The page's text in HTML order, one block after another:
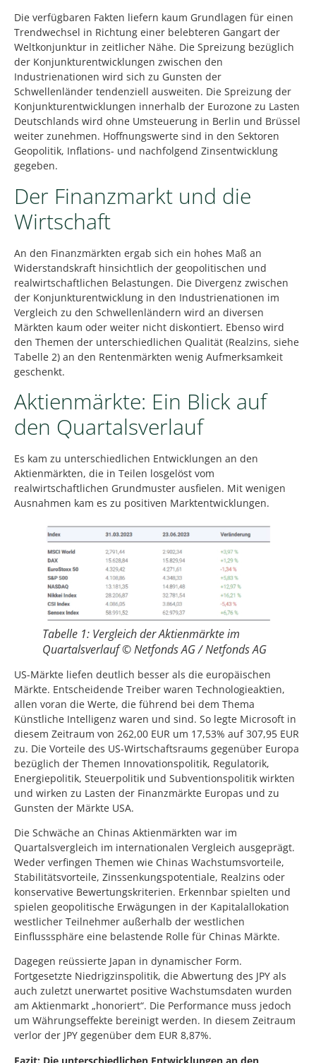
Die verfügbaren Fakten liefern kaum Grundlagen für einen
Trendwechsel in Richtung einer belebteren Gangart der
Weltkonjunktur in zeitlicher Nähe. Die Spreizung bezüglich
der Konjunkturentwicklungen zwischen den
Industrienationen wird sich zu Gunsten der
Schwellenländer tendenziell ausweiten. Die Spreizung der
Konjunkturentwicklungen innerhalb der Eurozone zu Lasten
Deutschlands wird ohne Umsteuerung in Berlin und Brüssel
weiter zunehmen. Hoffnungswerte sind in den Sektoren
Geopolitik, Inflations- und nachfolgend Zinsentwicklung
gegeben.
Der Finanzmarkt und die
Wirtschaft
An den Finanzmärkten ergab sich ein hohes Maß an
Widerstandskraft hinsichtlich der geopolitischen und
realwirtschaftlichen Belastungen. Die Divergenz zwischen
der Konjunkturentwicklung in den Industrienationen im
Vergleich zu den Schwellenländern wird an diversen
Märkten kaum oder weiter nicht diskontiert. Ebenso wird
den Themen der unterschiedlichen Qualität (Realzins, siehe
Tabelle 2) an den Rentenmärkten wenig Aufmerksamkeit
geschenkt.
Aktienmärkte: Ein Blick auf
den Quartalsverlauf
Es kam zu unterschiedlichen Entwicklungen an den
Aktienmärkten, die in Teilen losgelöst vom
realwirtschaftlichen Grundmuster ausfielen. Mit wenigen
Ausnahmen kam es zu positiven Marktentwicklungen.
Tabelle 1: Vergleich der Aktienmärkte im
Quartalsverlauf © Netfonds AG / Netfonds AG
US-Märkte liefen deutlich besser als die europäischen
Märkte. Entscheidende Treiber waren Technologieaktien,
allen voran die Werte, die führend bei dem Thema
Künstliche Intelligenz waren und sind. So legte Microsoft in
diesem Zeitraum von 262,00 EUR um 17,53% auf 307,95 EUR
zu. Die Vorteile des US-Wirtschaftsraums gegenüber Europa
bezüglich der Themen Innovationspolitik, Regulatorik,
Energiepolitik, Steuerpolitik und Subventionspolitik wirkten
und wirken zu Lasten der Finanzmärkte Europas und zu
Gunsten der Märkte USA.
Die Schwäche an Chinas Aktienmärkten war im
Quartalsvergleich im internationalen Vergleich ausgeprägt.
Weder verfingen Themen wie Chinas Wachstumsvorteile,
Stabilitätsvorteile, Zinssenkungspotentiale, Realzins oder
konservative Bewertungskriterien. Erkennbar spielten und
spielen geopolitische Erwägungen in der Kapitalallokation
westlicher Teilnehmer außerhalb der westlichen
Einflusssphäre eine belastende Rolle für Chinas Märkte.
Dagegen reüssierte Japan in dynamischer Form.
Fortgesetzte Niedrigzinspolitik, die Abwertung des JPY als
auch zuletzt unerwartet positive Wachstumsdaten wurden
am Aktienmarkt „honoriert“. Die Performance muss jedoch
um Währungseffekte bereinigt werden. In diesem Zeitraum
verlor der JPY gegenüber dem EUR 8,87%.